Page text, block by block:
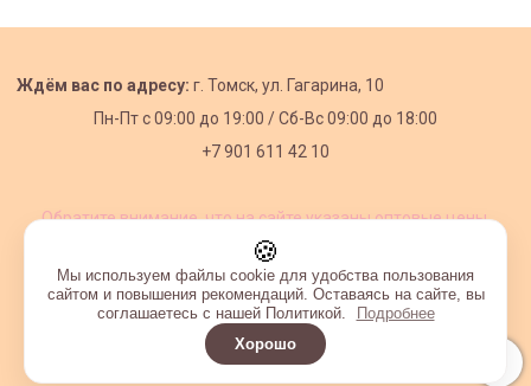
Ждём вас по адресу: г. Томск, ул. Гагарина, 10
Пн-Пт с09:00 до 19:00 /Сб-Вс 09:00 до 18:00
+7 901 611 42 10
Обратите внимание, что на сайте указаны оптовые цены,
Интернет-магазин создан на InSales
🍪
Мы используем файлы cookie для удобства пользования
сайтом и повышения рекомендаций. Оставаясь на сайте, вы
соглашаетесь с нашей Политикой.
Подробнее
Хорошо